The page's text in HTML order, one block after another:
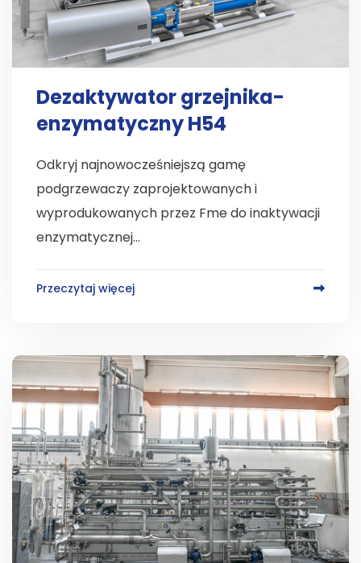
Dezaktywator grzejnika-
enzymatyczny H54
Odkryj najnowocześniejszą gamę
podgrzewaczy zaprojektowanych i
wyprodukowanych przez Fme do inaktywacji
enzymatycznej...
Przeczytaj więcej